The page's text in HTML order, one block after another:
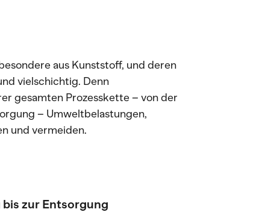
aus Kunststoff, und deren
vielschichtig. Denn
gesamten Prozesskette – von der
– Umweltbelastungen,
und vermeiden.
zur Entsorgung